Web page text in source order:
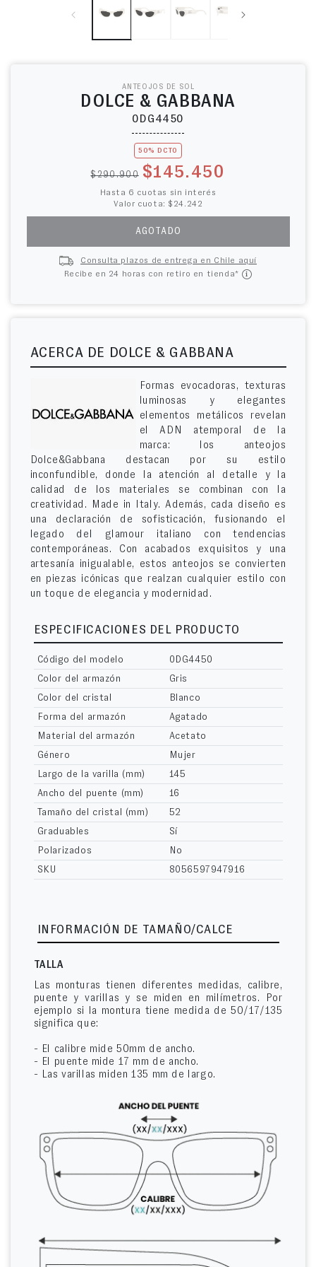
ANTEOJOS DE SOL
DOLCE & GABBANA
0DG4450
50% DCTO
Precio habitual
$290.900 $145.450
Hasta 6 cuotas sin interés
Valor cuota: $24.242
AGOTADO
Consulta plazos de entrega en Chile aquí
Recibe en 24 horas con retiro en tienda*
ACERCA DE DOLCE & GABBANA
Formas evocadoras, texturas
luminosas y elegantes
elementos metálicos revelan
el ADN atemporal de la
marca: los anteojos
Dolce&Gabbana destacan por su estilo
inconfundible, donde la atención al detalle y la
calidad de los materiales se combinan con la
creatividad. Made in Italy. Además, cada diseño es
una declaración de sofisticación, fusionando el
legado del glamour italiano con tendencias
contemporáneas. Con acabados exquisitos y una
artesanía inigualable, estos anteojos se convierten
en piezas icónicas que realzan cualquier estilo con
un toque de elegancia y modernidad.
ESPECIFICACIONES DEL PRODUCTO
Código del modelo
0DG4450
Color del armazón
Gris
Color del cristal
Blanco
Forma del armazón
Agatado
Material del armazón
Acetato
Género
Mujer
Largo de la varilla (mm)
145
Ancho del puente (mm)
16
Tamaño del cristal (mm)
52
Graduables
Sí
Polarizados
No
SKU
8056597947916
INFORMACIÓN DE TAMAÑO/CALCE
TALLA
Las monturas tienen diferentes medidas, calibre,
puente y varillas y se miden en milímetros. Por
ejemplo si la montura tiene medida de 50/17/135
significa que:
- El calibre mide 50mm de ancho.
- El puente mide 17 mm de ancho.
- Las varillas miden 135 mm de largo.